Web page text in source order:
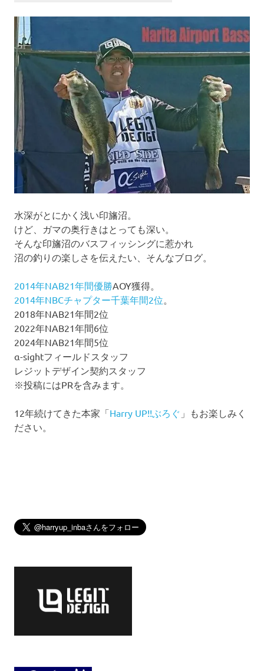
水深がとにかく浅い印旛沼。
けど、ガマの奥行きはとっても深い。
そんな印旛沼のバスフィッシングに惹かれ
沼の釣りの楽しさを伝えたい、そんなブログ。
2014年NAB21年間優勝AOY獲得。
2014年NBCチャプター千葉年間2位。
2018年NAB21年間2位
2022年NAB21年間6位
2024年NAB21年間5位
α-sightフィールドスタッフ
レジットデザイン契約スタッフ
※投稿にはPRを含みます。
12年続けてきた本家「Harry UP!!ぶろぐ 」もお楽しみく
ださい。